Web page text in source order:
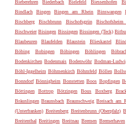
Bieberehren
Biederbach Bielefeld Biessenhofen
Bindlach
Bingen Bingen am Rhein Binswangen
Bischberg
Bischbrunn Bischofsgrün
Bischweier Bisingen Bissingen Bissingen (Teck)
Blaubeuren
Blaufelden Blaustein Blieskastel
Böbing
Bobingen Böbingen Böblingen
Bodenkirchen Bodenmais Bodenwöhr Bodman-
Böhl-Iggelheim Böhmenkirch Böhmfeld Böllen
Bonndorf Bönnigheim Bonstetten Boos Bopfingen
Böttingen
Bottrop Bötzingen Bous Boxberg
Bräunlingen Braunsbach Braunschweig Breisach am
(Unterfranken) Breitenberg Breitenbrunn (Oberpfalz)
Breitenthal Breitingen Breitnau Bremen Bremerhaven